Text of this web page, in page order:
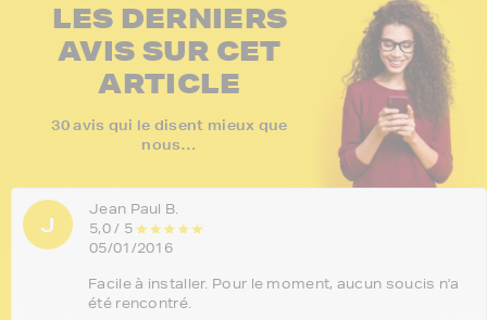
LES DERNIERS
AVIS SUR CET
ARTICLE
30 avis qui le disent mieux que
nous…
J
Jean Paul B.
5,0 / 5
05/01/2016
Facile à installer. Pour le moment, aucun soucis n'a
été rencontré.